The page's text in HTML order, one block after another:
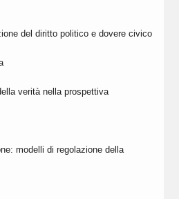
del diritto politico e dovere civico
verità nella prospettiva
modelli di regolazione della